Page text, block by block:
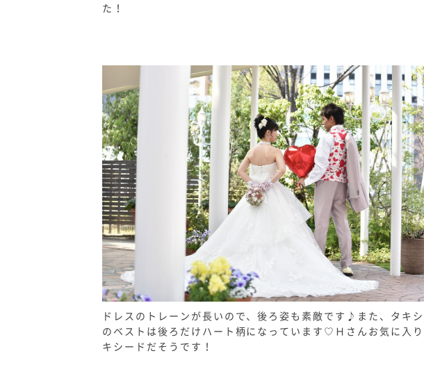
た！
ドレスのトレーンが長いので、後ろ姿も素敵です♪また、タキシ
のベストは後ろだけハート柄になっています♡Ｈさんお気に入り
キシードだそうです！